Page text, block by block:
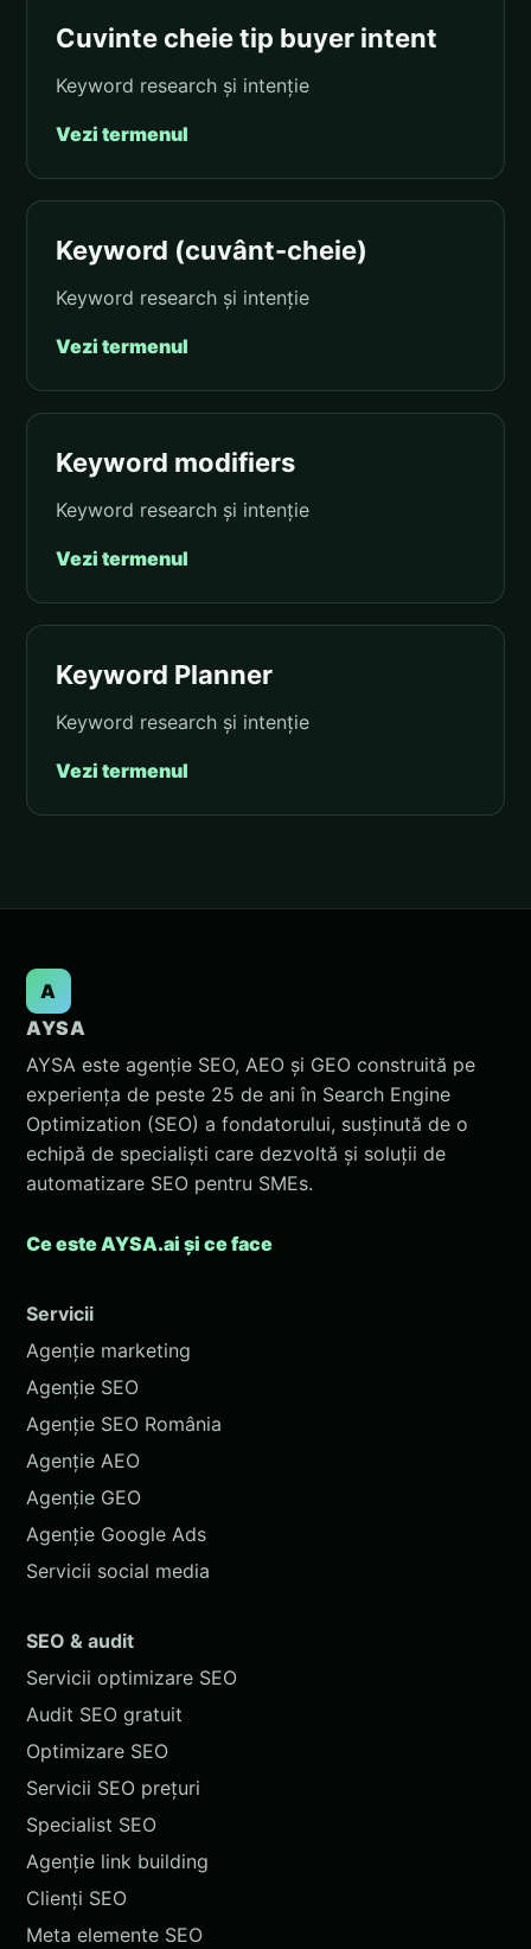
Cuvinte cheie tip buyer intent
Keyword research și intenție
Vezi termenul
Keyword (cuvânt-cheie)
Keyword research și intenție
Vezi termenul
Keyword modifiers
Keyword research și intenție
Vezi termenul
Keyword Planner
Keyword research și intenție
Vezi termenul
A
AYSA
AYSA este agenție SEO, AEO și GEO construită pe
experiența de peste 25 de ani în Search Engine
Optimization (SEO) a fondatorului, susținută de o
echipă de specialiști care dezvoltă și soluții de
automatizare SEO pentru SMEs.
Ce este AYSA.ai și ce face
Servicii
Agenție marketing
Agenție SEO
Agenție SEO România
Agenție AEO
Agenție GEO
Agenție Google Ads
Servicii social media
SEO & audit
Servicii optimizare SEO
Audit SEO gratuit
Optimizare SEO
Servicii SEO prețuri
Specialist SEO
Agenție link building
Clienți SEO
Meta elemente SEO